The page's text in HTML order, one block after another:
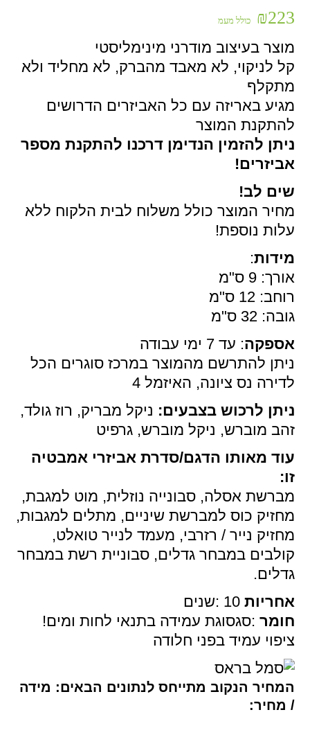
₪223 כולל מעמ
מוצר בעיצוב מודרני מינימליסטי
קל לניקוי, לא מאבד מהברק, לא מחליד ולא
מתקלף
מגיע באריזה עם כל האביזרים הדרושים
להתקנת המוצר
ניתן להזמין הנדימן דרכנו להתקנת מספר
אביזרים!
שים לב!
מחיר המוצר כולל משלוח לבית הלקוח ללא
עלות נוספת!
מידות:
אורך: 9 ס"מ
רוחב: 12 ס"מ
גובה: 32 ס"מ
אספקה: עד 7 ימי עבודה
ניתן להתרשם מהמוצר במרכז סוגרים הכל
לדירה נס ציונה, האיזמל 4
ניתן לרכוש בצבעים: ניקל מבריק, רוז גולד,
זהב מוברש, ניקל מוברש, גרפיט
עוד מאותו הדגם/סדרת אביזרי אמבטיה
זו:
מברשת אסלה, סבונייה נוזלית, מוט למגבת,
מחזיק כוס למברשת שיניים, מתלים למגבות,
מחזיק נייר / רזרבי, מעמד לנייר טואלט,
קולבים במבחר גדלים, סבוניית רשת במבחר
גדלים.
אחריות : 10שנים
חומר :סגסוגת עמידה בתנאי לחות ומים!
ציפוי עמיד בפני חלודה
המחיר הנקוב מתייחס לנתונים הבאים: מידה
/ מחיר: